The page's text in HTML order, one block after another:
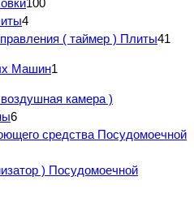
100
4
( таймер ) Плиты41
Машин1
камера )
6
средства Посудомоечной
) Посудомоечной